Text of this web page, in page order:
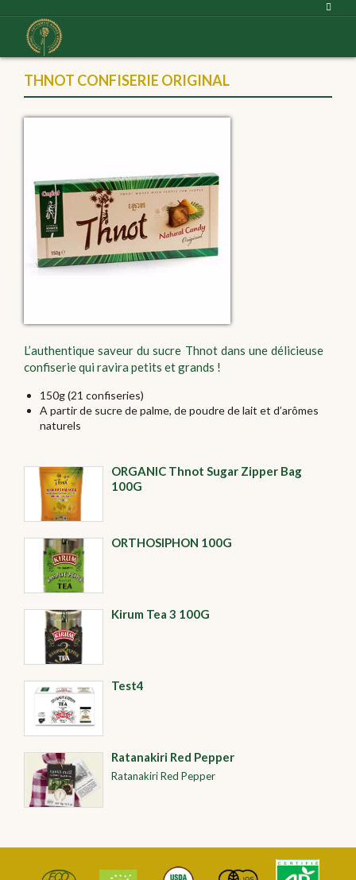
THNOT CONFISERIE ORIGINAL
L’authentique saveur du sucre Thnot dans une délicieuse
confiserie qui ravira petits et grands !
150g (21 confiseries)
A partir de sucre de palme, de poudre de lait et d’arômes
naturels
ORGANIC Thnot Sugar Zipper Bag
100G
ORTHOSIPHON 100G
Kirum Tea 3 100G
Test4
Ratanakiri Red Pepper
Ratanakiri Red Pepper